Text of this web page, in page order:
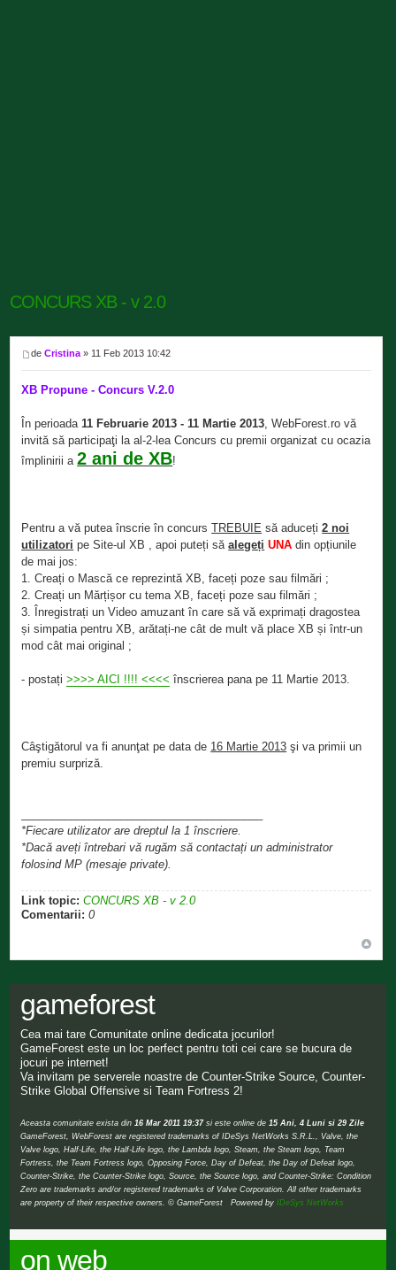
CONCURS XB - v 2.0
deCristina » 11 Feb 2013 10:42
XB Propune - Concurs V.2.0
În perioada 11 Februarie 2013 - 11 Martie 2013 , WebForest.ro vă
invită să participaţi la al-2-lea Concurs cu premii organizat cu ocazia
împlinirii a2 ani de XB!
Pentru a vă putea înscrie în concursTREBUIE să aduceți2 noi
utilizatori pe Site-ul XB , apoi puteți săalegeți UNA din opțiunile
de mai jos:
1. Creați o Mască ce reprezintă XB, faceți poze sau filmări ;
2. Creați un Mărțișor cu tema XB, faceți poze sau filmări ;
3. Înregistrați un Video amuzant în care să vă exprimați dragostea
și simpatia pentru XB, arătați-ne cât de mult vă place XB și într-un
mod cât mai original ;
- postați>>>> AICI !!!! <<<< înscrierea pana pe 11 Martie 2013.
Câştigătorul va fi anunţat pe data de 16 Martie 2013 şi va primii un
premiu surpriză.
*Fiecare utilizator are dreptul la 1 înscriere.
*Dacă aveți întrebari vă rugăm să contactați un administrator
folosind MP (mesaje private).
Link topic: CONCURS XB - v 2.0
Comentarii: 0
gameforest
Cea mai tare Comunitate online dedicata jocurilor!
GameForest este un loc perfect pentru toti cei care se bucura de
jocuri pe internet!
Va invitam pe serverele noastre de Counter-Strike Source, Counter-
Strike Global Offensive si Team Fortress 2!
Aceasta comunitate exista din16 Mar 2011 19:37si este online de15 Ani, 4 Luni si 29 Zile
GameForest, WebForest are registered trademarks of IDeSys NetWorks S.R.L., Valve, the
Valve logo, Half-Life, the Half-Life logo, the Lambda logo, Steam, the Steam logo, Team
Fortress, the Team Fortress logo, Opposing Force, Day of Defeat, the Day of Defeat logo,
Counter-Strike, the Counter-Strike logo, Source, the Source logo, and Counter-Strike: Condition
Zero are trademarks and/or registered trademarks of Valve Corporation. All other trademarks
are property of their respective owners. © GameForest Powered byIDeSys NetWorks
on web